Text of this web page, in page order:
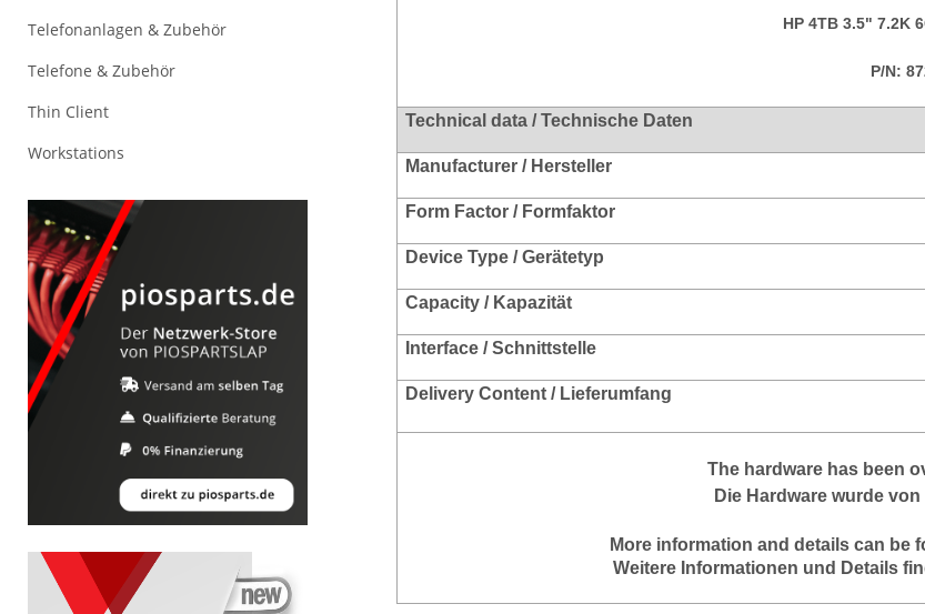
HP 4TB 3.5" 7.2K
P/N:
Technical data / Technische Daten
Manufacturer / Hersteller
Form Factor / Formfaktor
Device Type / Gerätetyp
Capacity / Kapazität
Interface / Schnittstelle
Delivery Content / Lieferumfang
The hardware has been
Die Hardware wurde
More information and details can be
Weitere Informationen und Details
Telefonanlagen & Zubehör
Telefone & Zubehör
Thin Client
Workstations